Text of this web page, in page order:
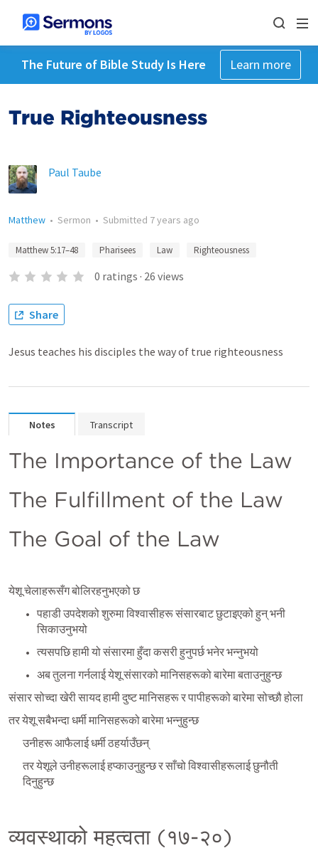
The Future of Bible Study Is Here Learn more
True Righteousness
Paul Taube
Matthew • Sermon • Submitted 7 years ago
Matthew 5:17–48 Pharisees Law Righteousness
0 ratings · 26 views
Share
Jesus teaches his disciples the way of true righteousness
Notes Transcript
The Importance of the Law
The Fulfillment of the Law
The Goal of the Law
येशू चेलाहरूसँग बोलिरहनुभएको छ
पहाडी उपदेशको शुरुमा विश्वासीहरू संसारबाट छुटाइएको हुन् भनी
सिकाउनुभयो
त्यसपछि हामी यो संसारमा हुँदा कसरी हुनुपर्छ भनेर भन्नुभयो
अब तुलना गर्नलाई येशू संसारको मानिसहरूको बारेमा बताउनुहुन्छ
संसार सोच्दा खेरी सायद हामी दुष्ट मानिसहरू र पापीहरूको बारेमा सोच्छौ होला
तर येशू सबैभन्दा धर्मी मानिसहरूको बारेमा भन्नुहुन्छ
उनीहरू आफैलाई धर्मी ठहर्याउँछन्
तर येशूले उनीहरूलाई हप्काउनुहुन्छ र साँचो विश्वासीहरूलाई छुनौती
दिनुहुन्छ
व्यवस्थाको महत्वता (१७-२०)